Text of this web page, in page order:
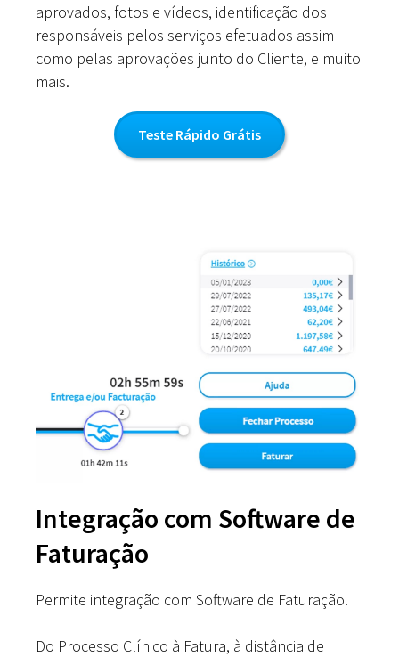
aprovados, fotos e vídeos, identificação dos
responsáveis pelos serviços efetuados assim
como pelas aprovações junto do Cliente, e muito
mais.
Teste Rápido Grátis
Integração com Software de
Faturação
Permite integração com Software de Faturação.
Do Processo Clínico à Fatura, à distância de